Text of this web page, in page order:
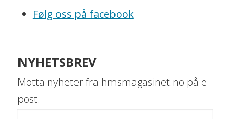
Følg oss på facebook
NYHETSBREV
Motta nyheter fra hmsmagasinet.no på e-
post.